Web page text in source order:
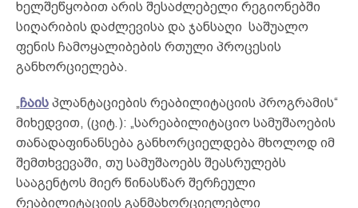
ხელშეწყობით არის შესაძლებელი რეგიონებში
სიღარიბის დაძლევისა და ჯანსაღი საშუალო
ფენის ჩამოყალიბების რთული პროცესის
განხორციელება.
„ჩაის პლანტაციების რეაბილიტაციის პროგრამის“
მიხედვით, (ციტ.): „სარეაბილიტაციო სამუშაოების
თანადაფინანსება განხორციელდება მხოლოდ იმ
შემთხვევაში, თუ სამუშაოებს შეასრულებს
სააგენტოს მიერ წინასწარ შერჩეული
რეაბილიტაციის განმახორციელებლი